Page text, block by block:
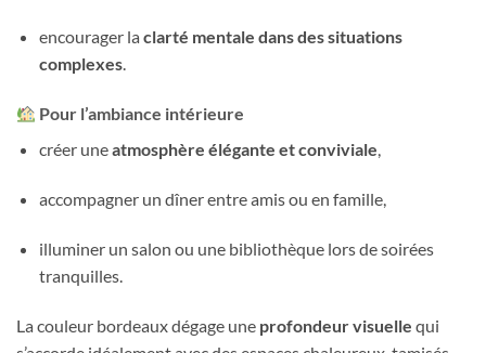
encourager la clarté mentale dans des situations
complexes.
Pour l’ambiance intérieure
créer uneatmosphère élégante et conviviale,
accompagner un dîner entre amis ou en famille,
illuminer un salon ou une bibliothèque lors de soirées
tranquilles.
La couleur bordeaux dégage une profondeur visuelle qui